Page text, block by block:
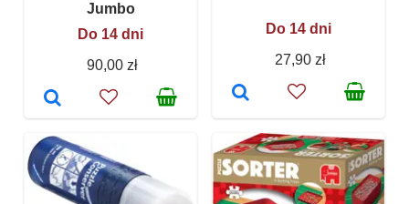
Jumbo
Do 14 dni
90,00 zł
Do 14 dni
27,90 zł